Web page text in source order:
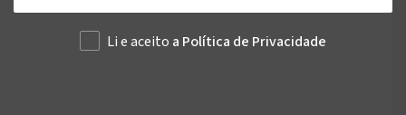
Li e aceito a Política de Privacidade